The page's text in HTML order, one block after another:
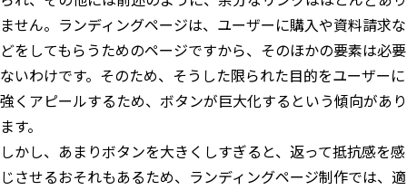
ません。ランディングページは、ユーザーに購入や資料請求な
どをしてもらうためのページですから、そのほかの要素は必要
ないわけです。そのため、そうした限られた目的をユーザーに
強くアピールするため、ボタンが巨大化するという傾向があり
ます。
しかし、あまりボタンを大きくしすぎると、返って抵抗感を感
じさせるおそれもあるため、ランディングページ制作では、適